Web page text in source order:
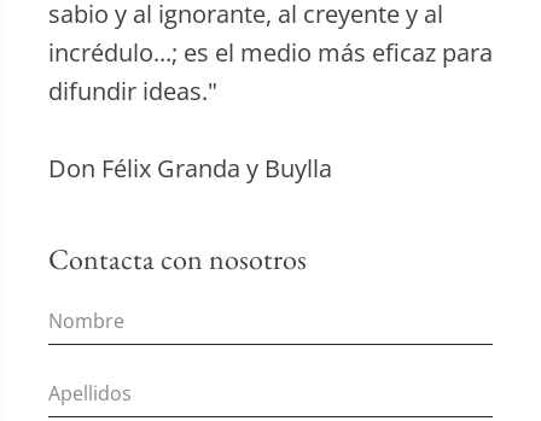
sabio y al ignorante, al creyente y al
incrédulo...; es el medio más eficaz para
difundir ideas."
Don Félix Granda y Buylla
Contacta con nosotros